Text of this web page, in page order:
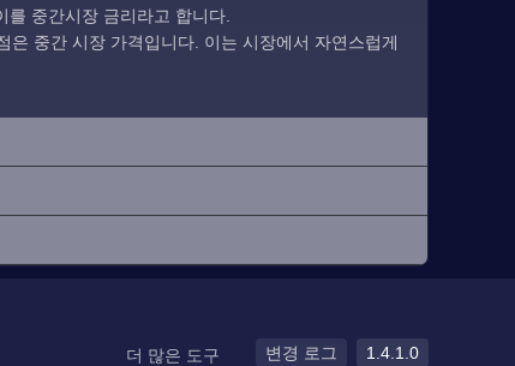
중간시장 금리라고 합니다.
중간 시장 가격입니다. 이는 시장에서 자연스럽게
더 많은 도구
변경 로그 1.4.1.0